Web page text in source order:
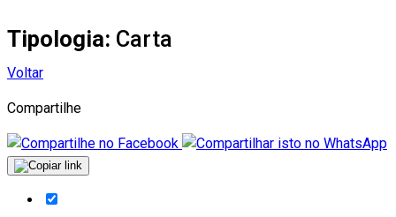
Tipologia: Carta
Voltar
Compartilhe